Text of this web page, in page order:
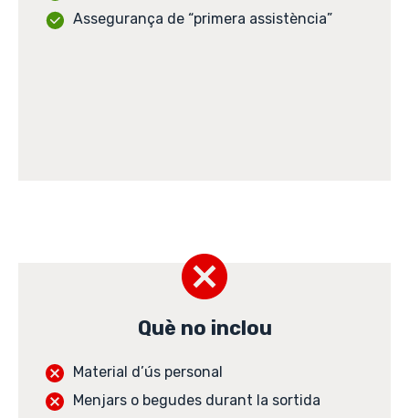
Assegurança de “primera assistència”
Què no inclou
Material d’ús personal
Menjars o begudes durant la sortida